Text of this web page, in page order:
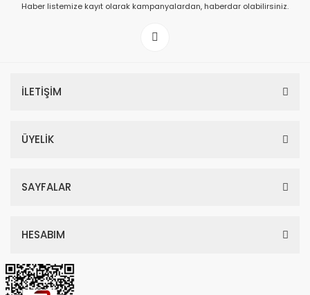
149,00 TL
Haber listemize kayıt olarak kampanyalardan, haberdar olabilirsiniz.
İLETİŞİM
ÜYELİK
SAYFALAR
HESABIM